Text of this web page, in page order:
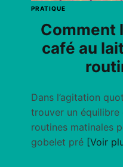
PRATIQUE
Comment
café au
Dans l’agitation
trouver un
routines matinales
gobelet pré [Voir